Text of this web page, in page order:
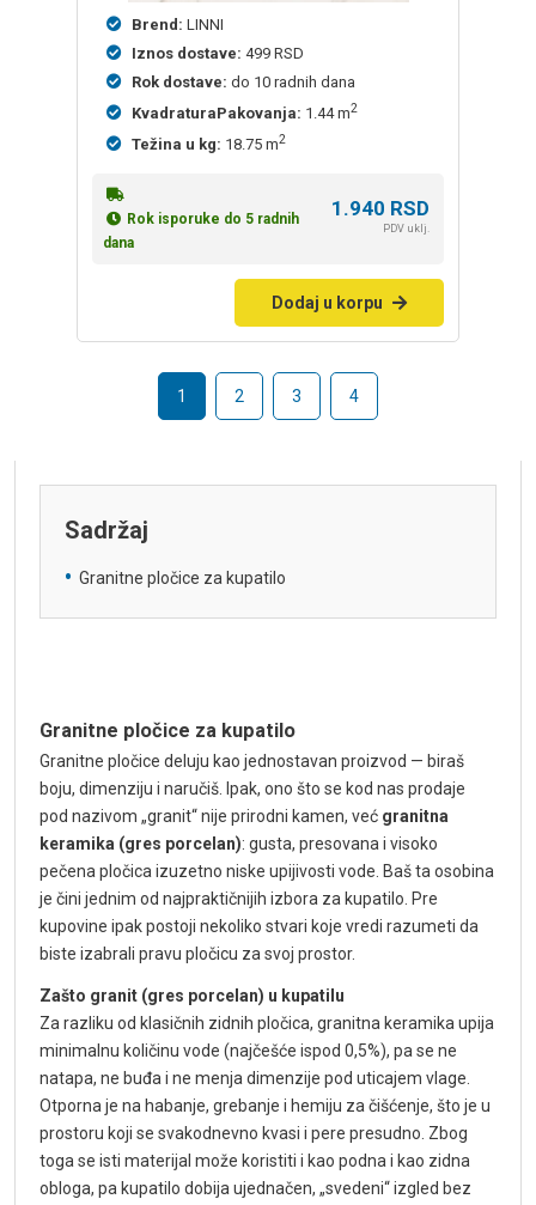
Brend: LINNI
Iznos dostave: 499 RSD
Rok dostave: do 10 radnih dana
KvadraturaPakovanja: 1.44 m2
Težina u kg: 18.75 m2
Rok isporuke do 5 radnih
dana
1.940 RSD
PDV uklj.
Dodaj u korpu
1 2 3 4
Sadržaj
Granitne pločice za kupatilo
Granitne pločice za kupatilo
Granitne pločice deluju kao jednostavan proizvod — biraš
boju, dimenziju i naručiš. Ipak, ono što se kod nas prodaje
pod nazivom „granit“ nije prirodni kamen, već granitna
keramika (gres porcelan): gusta, presovana i visoko
pečena pločica izuzetno niske upijivosti vode. Baš ta osobina
je čini jednim od najpraktičnijih izbora za kupatilo. Pre
kupovine ipak postoji nekoliko stvari koje vredi razumeti da
biste izabrali pravu pločicu za svoj prostor.
Zašto granit (gres porcelan) u kupatilu
Za razliku od klasičnih zidnih pločica, granitna keramika upija
minimalnu količinu vode (najčešće ispod 0,5%), pa se ne
natapa, ne buđa i ne menja dimenzije pod uticajem vlage.
Otporna je na habanje, grebanje i hemiju za čišćenje, što je u
prostoru koji se svakodnevno kvasi i pere presudno. Zbog
toga se isti materijal može koristiti i kao podna i kao zidna
obloga, pa kupatilo dobija ujednačen, „svedeni“ izgled bez